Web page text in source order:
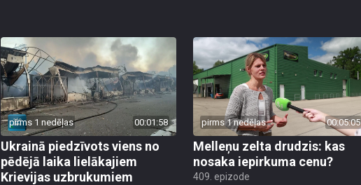
pirms 1 nedēļas 00:01:58
Ukrainā piedzīvots viens no
pēdējā laika lielākajiem
Krievijas uzbrukumiem
pirms 1 nedēļas 00:05:05
Melleņu zelta drudzis: kas
nosaka iepirkuma cenu?
409. epizode